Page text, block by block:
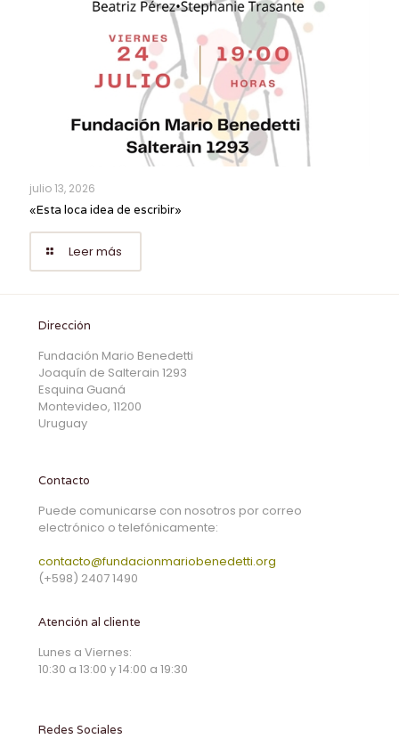
julio 13, 2026
«Esta loca idea de escribir»
Leer más
Dirección
Fundación Mario Benedetti
Joaquín de Salterain 1293
Esquina Guaná
Montevideo, 11200
Uruguay
Contacto
Puede comunicarse con nosotros por correo
electrónico o telefónicamente:
contacto@fundacionmariobenedetti.org
(+598) 2407 1490
Atención al cliente
Lunes a Viernes:
10:30 a 13:00 y 14:00 a 19:30
Redes Sociales